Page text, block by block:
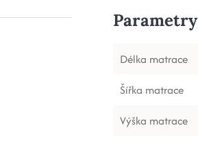
Parametry
Délka matrace
Šířka matrace
Výška matrace